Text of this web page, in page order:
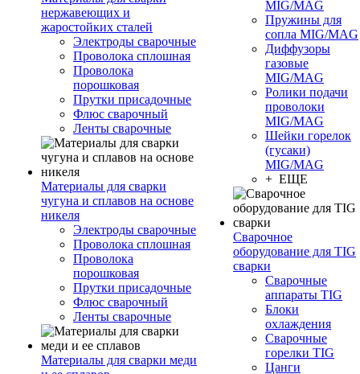
нержавеющих и
жаростойких сталей
Электроды сварочные
Проволока сплошная
Проволока
порошковая
Прутки присадочные
Флюс сварочный
Ленты сварочные
Материалы для сварки
чугуна и сплавов на основе
никеля
Электроды сварочные
Проволока сплошная
Проволока
порошковая
Прутки присадочные
Флюс сварочный
Ленты сварочные
Материалы для сварки меди
MIG/MAG
Пружины для
сопла MIG/MAG
Диффузоры
газовые
MIG/MAG
Ролики подачи
проволоки
MIG/MAG
Шейки горелок
(гусаки)
MIG/MAG
+ ЕЩЕ
Сварочное
оборудование для TIG
сварки
Сварочные
аппараты TIG
Блоки
охлаждения
Сварочные
горелки TIG
Цанги